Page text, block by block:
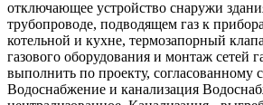
отключающее устройство снаружи
трубопроводе, подводящем газ к
котельной и кухне, термозапорный
газового оборудования и монтаж сетей
выполнить по проекту, согласованному
Водоснабжение и канализация